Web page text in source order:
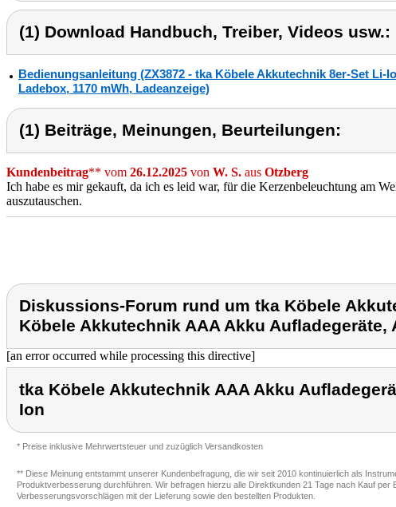
(1) Download Handbuch, Treiber, Videos usw.:
Bedienungsanleitung (ZX3872 - tka Köbele Akkutechnik 8er-Set Li-
Ladebox, 1170 mWh, Ladeanzeige)
(1) Beiträge, Meinungen, Beurteilungen:
Kundenbeitrag** vom 26.12.2025 von W. S. aus Otzberg
Ich habe es mir gekauft, da ich es leid war, für die Kerzenbeleuchtung am
auszutauschen.
Diskussions-Forum rund um tka Köbele
Köbele Akkutechnik AAA Akku Aufladegeräte,
[an error occurred while processing this directive]
tka Köbele Akkutechnik AAA Akku
Ion
* Preise inklusive Mehrwertsteuer und zuzüglich Versandkosten
** Diese Meinung entstammt unserer Kundenbefragung, die wir seit 2010 kontinuierlich als
Produktverbesserung durchführen. Wir befragen hierzu alle Direktkunden 21 Tage nach Kauf per
Verbesserungsvorschlägen mit der Lieferung sowie den bestellten Produkten.